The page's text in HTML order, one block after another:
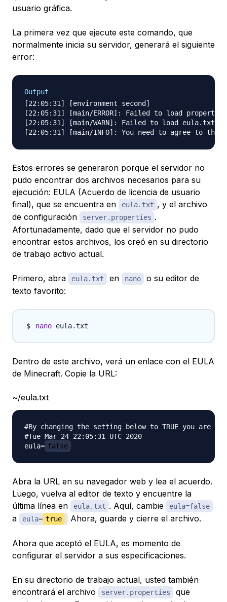
usuario gráfica.
La primera vez que ejecute este comando, que
normalmente inicia su servidor, generará el siguiente
error:
Output
[22:05:31] [environment second]
[22:05:31] [main/ERROR]: Failed to load
[22:05:31] [main/WARN]: Failed to load eula.txt
Estos errores se generaron porque el servidor no
pudo encontrar dos archivos necesarios para su
ejecución: EULA (Acuerdo de licencia de usuario
final), que se encuentra en
eula.txt , y el archivo
de configuración
server.properties .
Afortunadamente, dado que el servidor no pudo
encontrar estos archivos, los creó en su directorio
de trabajo activo actual.
Primero, abra eula.txt en nano
o su editor de
texto favorito:
nano
Dentro de este archivo, verá un enlace con el EULA
de Minecraft. Copie la URL:
~/eula.txt
#By changing the setting below to TRUE you are
#Tue Mar 24 22:05:31 UTC 2020
eula= false
Abra la URL en su navegador web y lea el acuerdo.
Luego, vuelva al editor de texto y encuentre la
última línea en
eula.txt . Aquí, cambie eula=false
a eula= true Ahora, guarde y cierre el archivo.
Ahora que aceptó el EULA, es momento de
configurar el servidor a sus especificaciones.
En su directorio de trabajo actual, usted también
encontrará el archivo
server.properties
que